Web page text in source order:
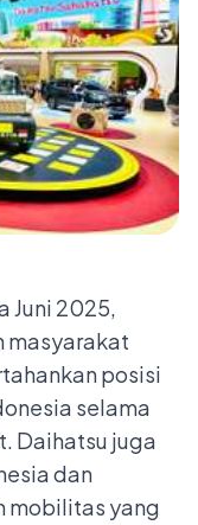
Juni 2025,
masyarakat
posisi
selama
Daihatsu juga
dan
mobilitas yang